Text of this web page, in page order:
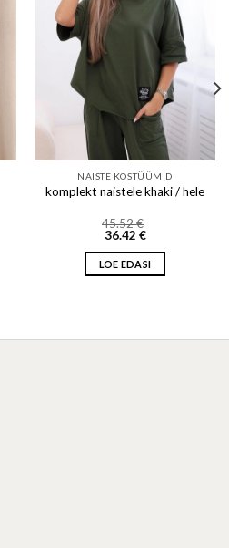
Add to wishlist
NAISTE KOSTÜÜMID
komplekt naistele khaki / hele
45.52€
36.42 €
LOE EDASI